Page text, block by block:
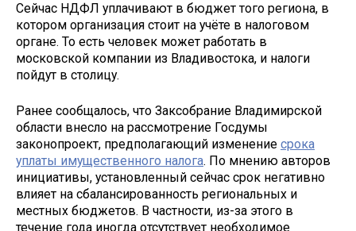
Сейчас НДФЛ уплачивают в бюджет того региона, в
котором организация стоит на учёте в налоговом
органе. То есть человек может работать в
московской компании из Владивостока, и налоги
пойдут в столицу.
Ранее сообщалось, что Заксобрание Владимирской
области внесло на рассмотрение Госдумы
законопроект, предполагающий изменение срока
уплаты имущественного налога. По мнению авторов
инициативы, установленный сейчас срок негативно
влияет на сбалансированность региональных и
местных бюджетов. В частности, из-за этого в
течение года иногда отсутствует необходимое